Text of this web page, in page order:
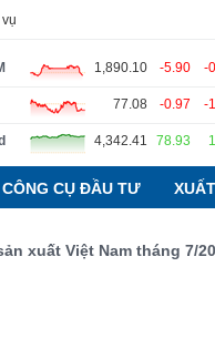
1,890.10 -5.90 -
77.08 -0.97 -
4,342.41 78.93
CÔNG CỤ ĐẦU TƯ
Việt Nam tháng 7/
Thuật ngữ